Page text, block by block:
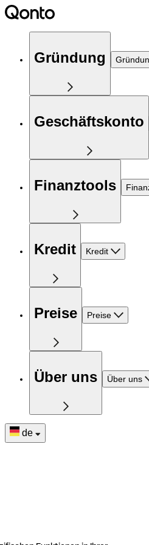
Gründung
Geschäftskonto
Finanztools
Kredit Kredit
Preise Preise
Über uns Über uns
de